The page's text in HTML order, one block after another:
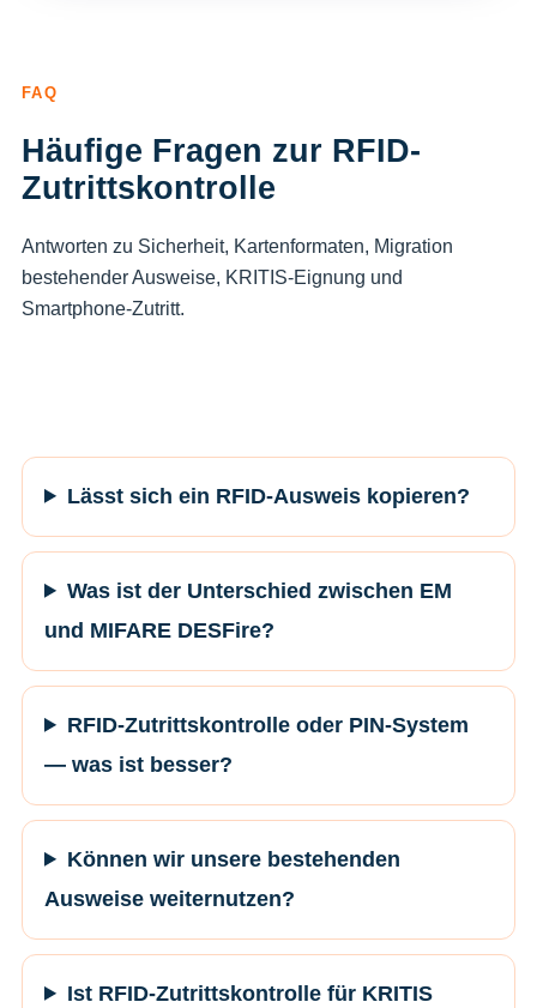
FAQ
Häufige Fragen zur RFID-
Zutrittskontrolle
Antworten zu Sicherheit, Kartenformaten, Migration
bestehender Ausweise, KRITIS-Eignung und
Smartphone-Zutritt.
Lässt sich ein RFID-Ausweis kopieren?
Was ist der Unterschied zwischen EM
und MIFARE DESFire?
RFID-Zutrittskontrolle oder PIN-System
— was ist besser?
Können wir unsere bestehenden
Ausweise weiternutzen?
Ist RFID-Zutrittskontrolle für KRITIS